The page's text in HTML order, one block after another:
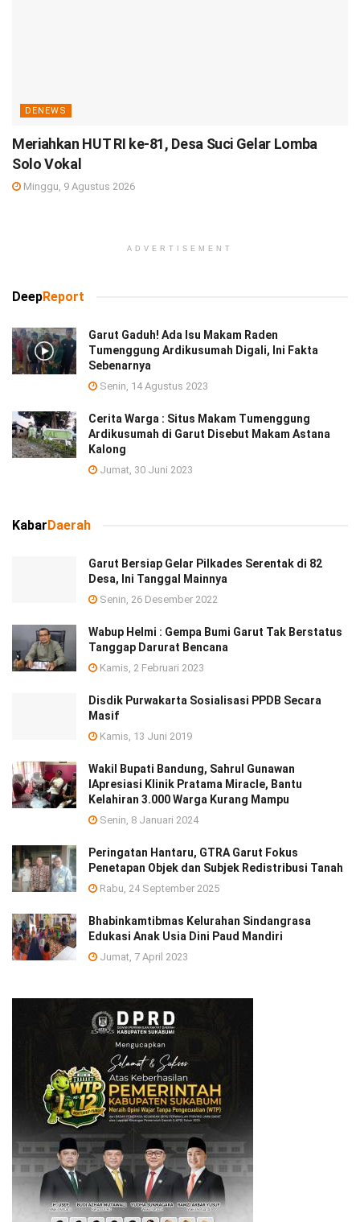
DENEWS
Meriahkan HUT RI ke-81, Desa Suci Gelar Lomba
Solo Vokal
Minggu, 9 Agustus 2026
ADVERTISEMENT
DeepReport
Garut Gaduh! Ada Isu Makam Raden
Tumenggung Ardikusumah Digali, Ini Fakta
Sebenarnya
Senin, 14 Agustus 2023
Cerita Warga : Situs Makam Tumenggung
Ardikusumah di Garut Disebut Makam Astana
Kalong
Jumat, 30 Juni 2023
Kabar Daerah
Garut Bersiap Gelar Pilkades Serentak di 82
Desa, Ini Tanggal Mainnya
Senin, 26 Desember 2022
Wabup Helmi : Gempa Bumi Garut Tak Berstatus
Tanggap Darurat Bencana
Kamis, 2 Februari 2023
Disdik Purwakarta Sosialisasi PPDB Secara
Masif
Kamis, 13 Juni 2019
Wakil Bupati Bandung, Sahrul Gunawan
lApresiasi Klinik Pratama Miracle, Bantu
Kelahiran 3.000 Warga Kurang Mampu
Senin, 8 Januari 2024
Peringatan Hantaru, GTRA Garut Fokus
Penetapan Objek dan Subjek Redistribusi Tanah
Rabu, 24 September 2025
Bhabinkamtibmas Kelurahan Sindangrasa
Edukasi Anak Usia Dini Paud Mandiri
Jumat, 7 April 2023